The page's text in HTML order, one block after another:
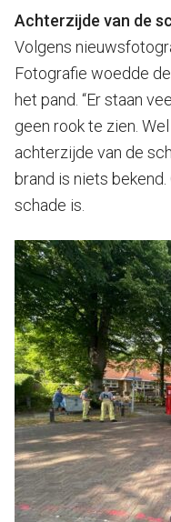
Achterzijde van de
Volgens
Fotografie woedde
het pand. “Er staan
geen rook te zien.
achterzijde van de
brand is niets
schade is.